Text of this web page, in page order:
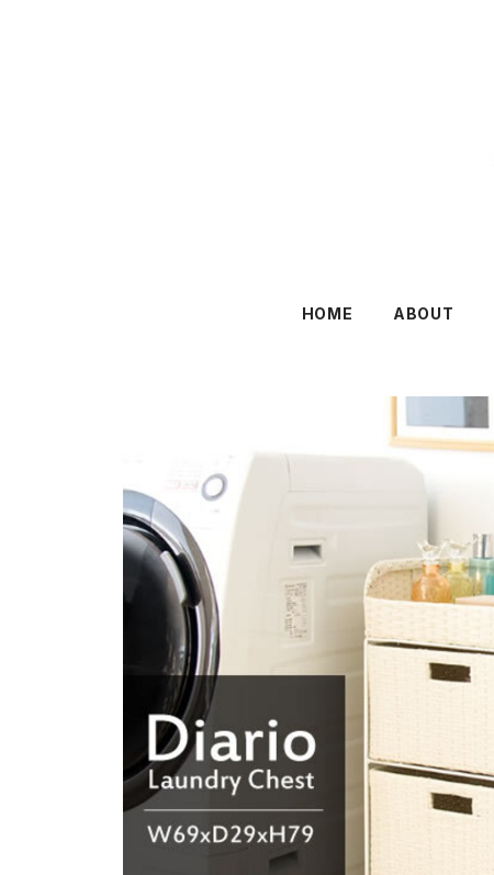
HOME ABOUT